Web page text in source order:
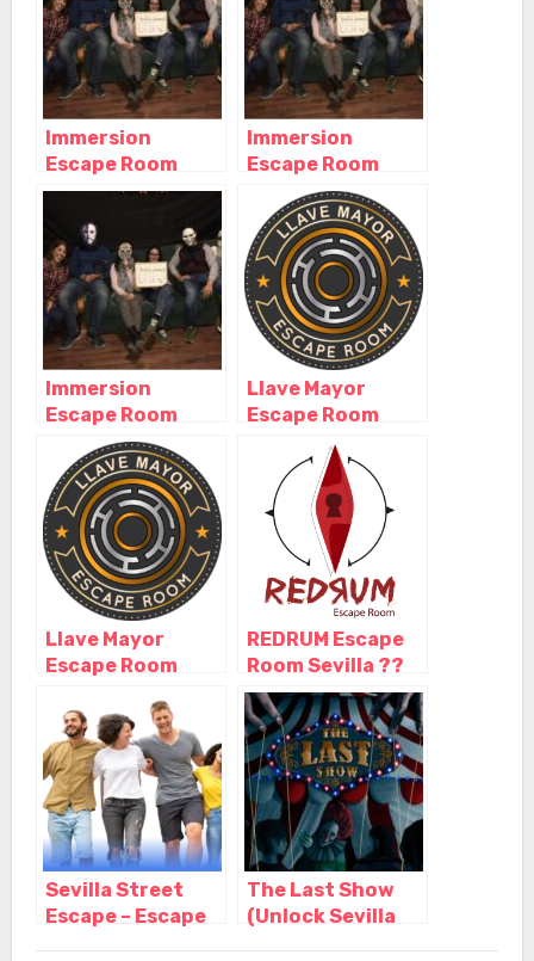
Immersion
Escape Room
Sevilla, Sevilla –
Immersion
Escape Room
Sevilla, Sevilla –
Andalucía
Immersion
Escape Room
Sevilla, Sevilla –
Andalucía
Llave Mayor
Escape Room
Sevilla, Sevilla –
Andalucía
Llave Mayor
Escape Room
Andalucía
REDRUM Escape
Room Sevilla ??
Nominado mejor
experiencia de
terror 2022 ??,
Sevilla –
Andalucía
Sevilla Street
Escape – Escape
The Last Show
(Unlock Sevilla